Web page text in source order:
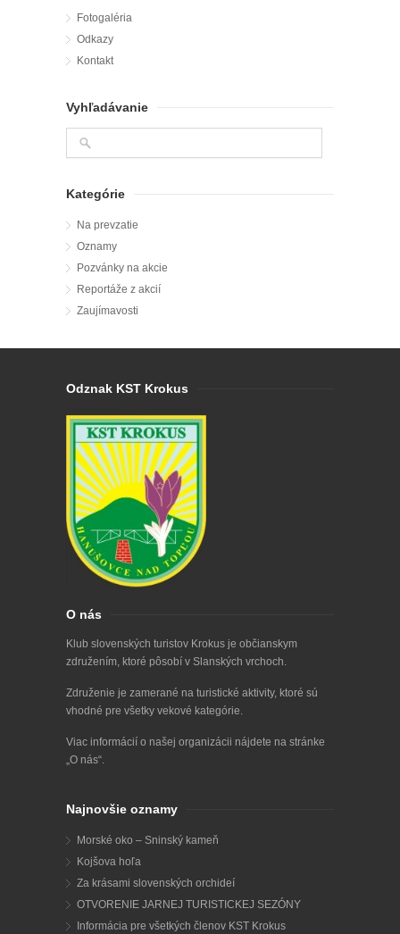
Fotogaléria
Odkazy
Kontakt
Vyhľadávanie
Kategórie
Na prevzatie
Oznamy
Pozvánky na akcie
Reportáže z akcií
Zaujímavosti
Odznak KST Krokus
O nás
Klub slovenských turistov Krokus je občianskym
združením, ktoré pôsobí v Slanských vrchoch.
Združenie je zamerané na turistické aktivity, ktoré sú
vhodné pre všetky vekové kategórie.
Viac informácií o našej organizácii nájdete na stránke
O nás“.
Najnovšie oznamy
Morské oko – Sninský kameň
Kojšova hoľa
Za krásami slovenských orchideí
OTVORENIE JARNEJ TURISTICKEJ SEZÓNY
Informácia pre všetkých členov KST Krokus